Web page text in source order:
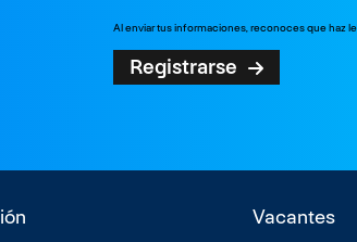
Al enviar tus informaciones, reconoces que haz
Registrarse
Vacantes